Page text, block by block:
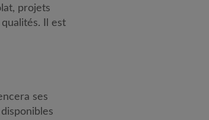
projets
Il est
ses